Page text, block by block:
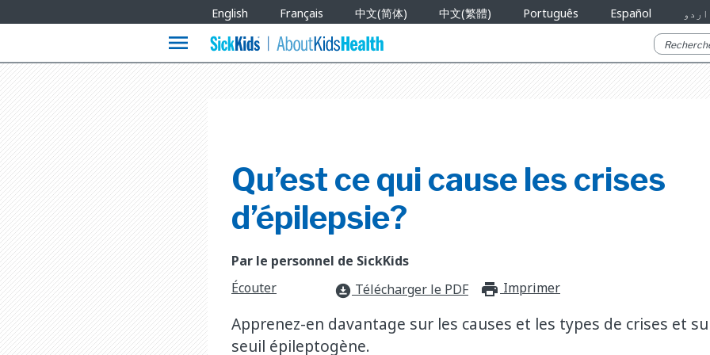
Languages
English Français 中文(简体) 中文(繁體) Português Español اردو
menu
Qu’est ce qui cause les crises
d’épilepsie?
Par le personnel de SickKids
Écouter
download_for_offline Télécharger le PDF Imprimer
Apprenez-en davantage sur les causes et les types de crises et
seuil épileptogène.